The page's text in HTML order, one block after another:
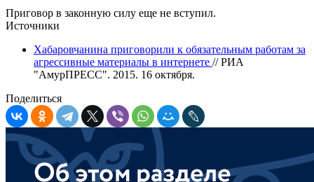
Приговор в законную силу еще не вступил.
Источники
Хабаровчанина приговорили к обязательным работам за
агрессивные материалы в интернете // РИА
"АмурПРЕСС". 2015. 16 октября.
Поделиться